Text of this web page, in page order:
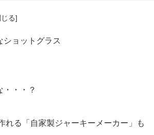
ショットグラス
・・？
れる「自家製ジャーキーメーカー」も